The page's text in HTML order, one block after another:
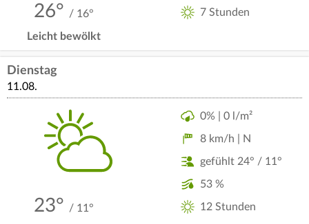
26° / 16°
Leicht bewölkt
7 Stunden
Dienstag
11.08.
23° / 11°
0% | 0 l/m²
8 km/h | N
gefühlt 24° / 11°
53 %
12 Stunden